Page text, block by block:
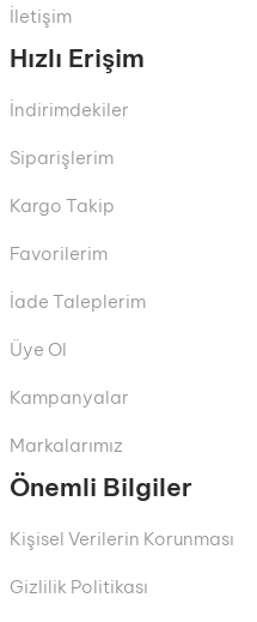
İletişim
Hızlı Erişim
İndirimdekiler
Siparişlerim
Kargo Takip
Favorilerim
İade Taleplerim
Üye Ol
Kampanyalar
Markalarımız
Önemli Bilgiler
Kişisel Verilerin Korunması
Gizlilik Politikası